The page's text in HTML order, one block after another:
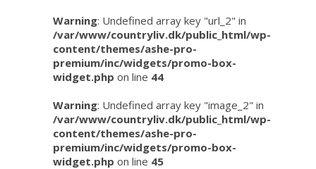
Warning: Undefined array key "url_2" in
/var/www/countryliv.dk/public_html/wp-
content/themes/ashe-pro-
premium/inc/widgets/promo-box-
widget.php on line 44
Warning: Undefined array key "image_2" in
/var/www/countryliv.dk/public_html/wp-
content/themes/ashe-pro-
premium/inc/widgets/promo-box-
widget.php on line 45